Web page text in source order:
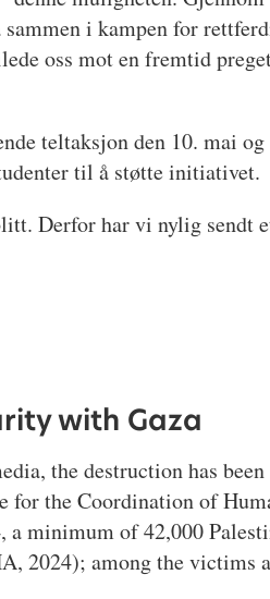
i kampen for
oss mot en fremtid
teltaksjon den 10. mai og
til å støtte initiativet.
Derfor har vi nylig sendt
with Gaza
the destruction has
for the Coordination of
minimum of 42,000
2024); among the victims